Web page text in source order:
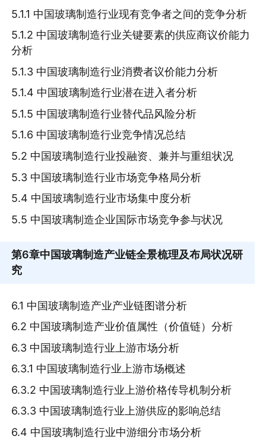
5.1.1 中国玻璃制造行业现有竞争者之间的竞争分析
5.1.2 中国玻璃制造行业关键要素的供应商议价能力
分析
5.1.3 中国玻璃制造行业消费者议价能力分析
5.1.4 中国玻璃制造行业潜在进入者分析
5.1.5 中国玻璃制造行业替代品风险分析
5.1.6 中国玻璃制造行业竞争情况总结
5.2 中国玻璃制造行业投融资、兼并与重组状况
5.3 中国玻璃制造行业市场竞争格局分析
5.4 中国玻璃制造行业市场集中度分析
5.5 中国玻璃制造企业国际市场竞争参与状况
第6章中国玻璃制造产业链全景梳理及布局状况研
究
6.1 中国玻璃制造产业产业链图谱分析
6.2 中国玻璃制造产业价值属性（价值链）分析
6.3 中国玻璃制造行业上游市场分析
6.3.1 中国玻璃制造行业上游市场概述
6.3.2 中国玻璃制造行业上游价格传导机制分析
6.3.3 中国玻璃制造行业上游供应的影响总结
6.4 中国玻璃制造行业中游细分市场分析